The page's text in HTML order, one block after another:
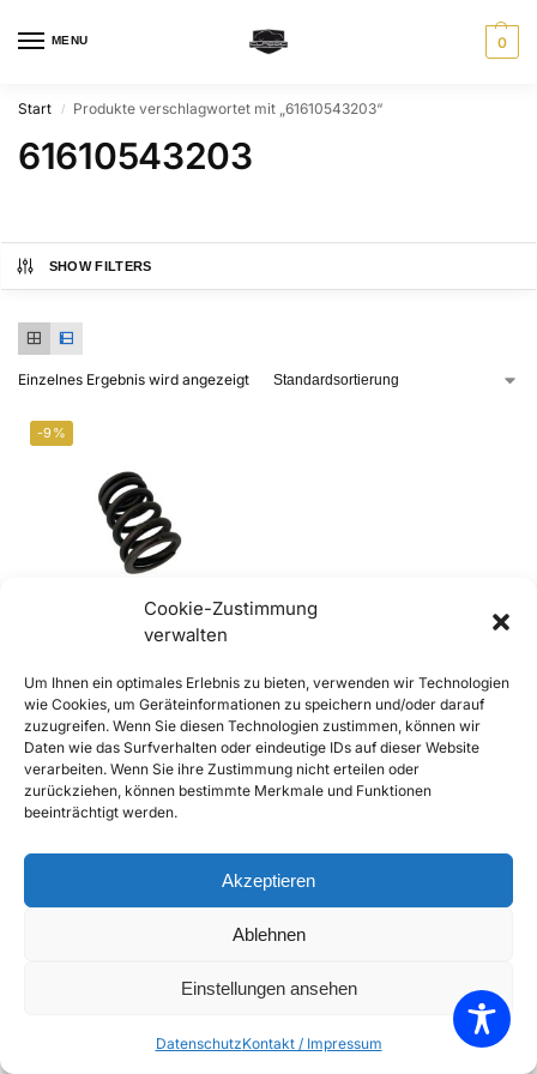
Cookie-Zustimmung
verwalten
Um Ihnen ein optimales Erlebnis zu bieten, verwenden wir Technologien
wie Cookies, um Geräteinformationen zu speichern und/oder darauf
zuzugreifen. Wenn Sie diesen Technologien zustimmen, können wir
Daten wie das Surfverhalten oder eindeutige IDs auf dieser Website
verarbeiten. Wenn Sie ihre Zustimmung nicht erteilen oder
zurückziehen, können bestimmte Merkmale und Funktionen
beeinträchtigt werden.
Akzeptieren
Ablehnen
Einstellungen ansehen
DatenschutzKontakt / Impressum
MENU 0
Start / Produkte verschlagwortet mit „61610543203“
61610543203
SHOW FILTERS
Einzelnes Ergebnis wird angezeigt
-9%
356 A, B, C und 912 Ventilfeder
€15,90 €14,50 inkl. Mwst
Enthält 20% Mwst
zzgl.Versand
Lieferzeit: ca. 10 Werktage